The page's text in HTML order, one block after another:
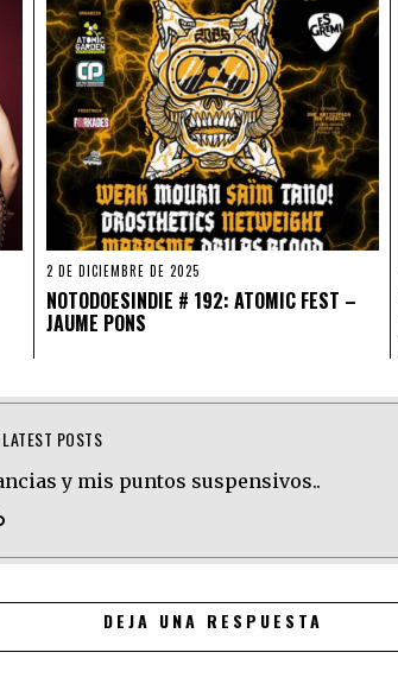
2 DE DICIEMBRE DE 2025
NOTODOESINDIE # 192: ATOMIC FEST –
JAUME PONS
LATEST POSTS
y mis puntos suspensivos..
DEJA UNA RESPUESTA